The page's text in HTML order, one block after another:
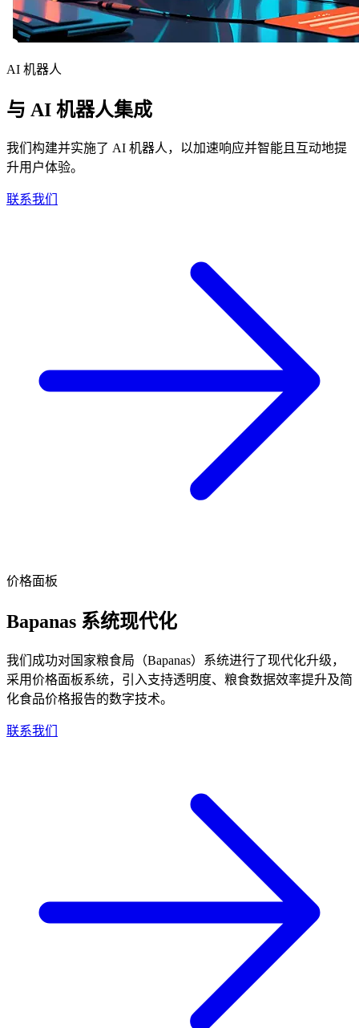
AI 机器人
与 AI 机器人集成
我们构建并实施了 AI 机器人，以加速响应并智能且互动地提
升用户体验。
联系我们
价格面板
Bapanas 系统现代化
我们成功对国家粮食局（Bapanas）系统进行了现代化升级，
采用价格面板系统，引入支持透明度、粮食数据效率提升及简
化食品价格报告的数字技术。
联系我们